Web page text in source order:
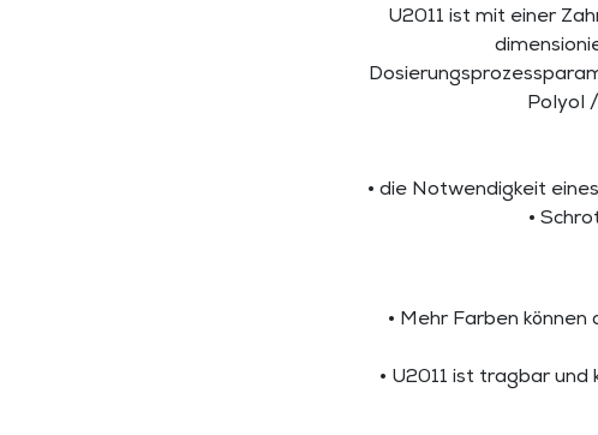
U2011 ist mit einer
Polyol
• die Notwendigkeit
•
• Mehr Farben
• U2011 ist tragbar